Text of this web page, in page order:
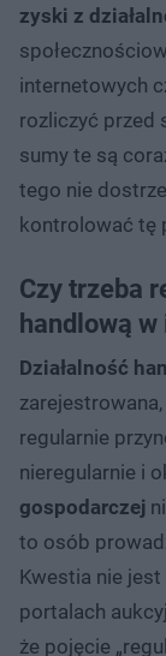
zyski z
internetowych
rozliczyć przed
sumy te są
tego nie
kontrolować tę
Czy trzeba
handlową
Działalność
regularnie
nieregularnie i
gospodarczej
to osób
Kwestia nie jest
portalach
że pojęcie